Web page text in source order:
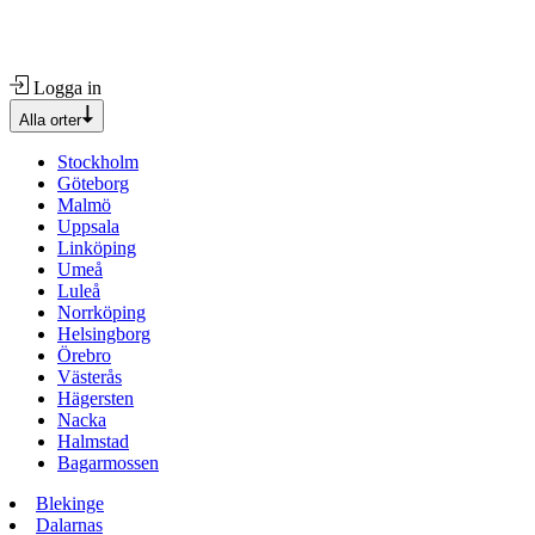
Logga in
Alla orter
Stockholm
Göteborg
Malmö
Uppsala
Linköping
Umeå
Luleå
Norrköping
Helsingborg
Örebro
Västerås
Hägersten
Nacka
Halmstad
Bagarmossen
Blekinge
Dalarnas